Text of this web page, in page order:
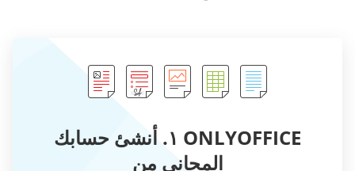
ONLYOFFICE ١. أنشئ حسابك
المجاني من